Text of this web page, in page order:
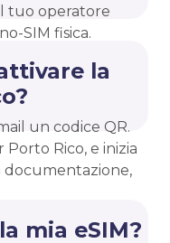
tuo operatore
SIM fisica.
la
un codice QR.
Porto Rico, e inizia
documentazione,
mia eSIM?